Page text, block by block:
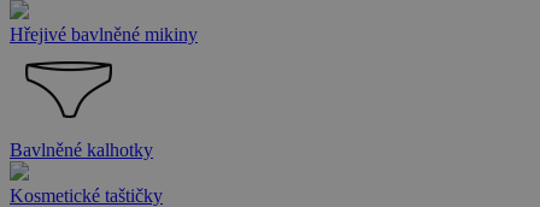
Hřejivé bavlněné mikiny
Bavlněné kalhotky
Kosmetické taštičky